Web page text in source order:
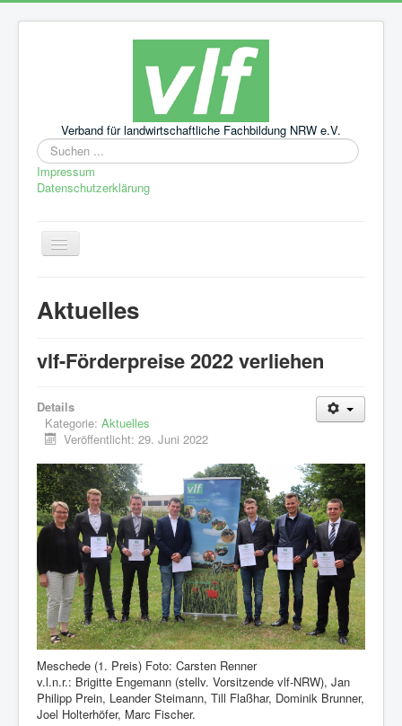
Verband für landwirtschaftliche Fachbildung NRW e.V.
Suchen
...
Impressum
Datenschutzerklärung
Navigation
an/aus
Aktuelles
Mitglieder
Bildungsangebote
Aktivitäten
Internes
Weblinks
Kontakt
Aktuelles
vlf-Förderpreise 2022 verliehen
Details
Kategorie: Aktuelles
Veröffentlicht: 29. Juni 2022
Meschede (1. Preis) Foto: Carsten Renner
v.l.n.r.: Brigitte Engemann (stellv. Vorsitzende vlf-NRW), Jan
Philipp Prein, Leander Steimann, Till Flaßhar, Dominik Brunner,
Joel Holterhöfer, Marc Fischer.